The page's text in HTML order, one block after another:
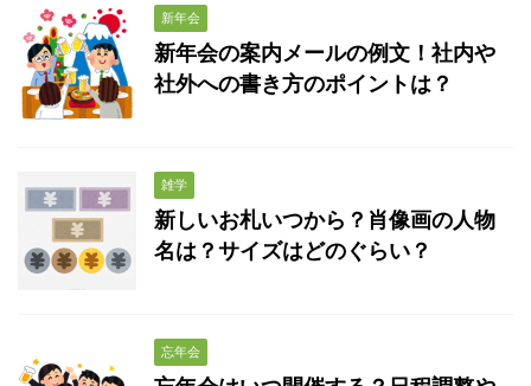
新年会
新年会の案内メールの例文！社内や
社外への書き方のポイントは？
雑学
新しいお札いつから？肖像画の人物
名は？サイズはどのぐらい？
忘年会